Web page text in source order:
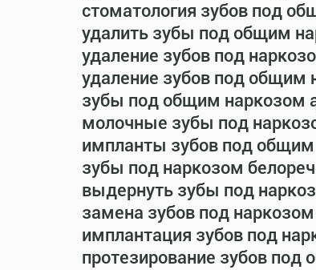
стоматология зубов под
удалить зубы под общим
удаление зубов под
удаление зубов под общим
зубы под общим наркозом
молочные зубы под
импланты зубов под
зубы под наркозом
выдернуть зубы под
замена зубов под
имплантация зубов под
протезирование зубов